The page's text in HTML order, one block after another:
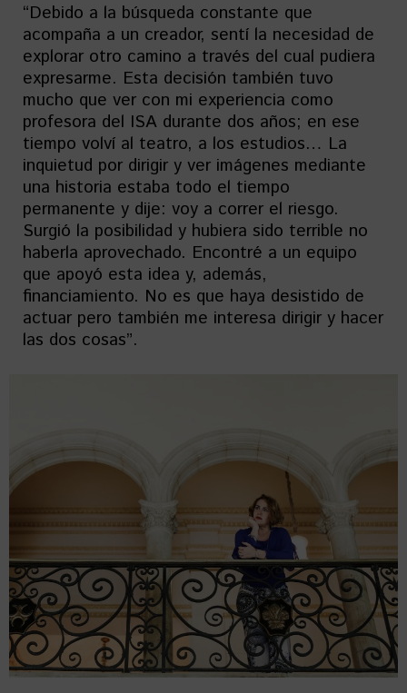
“Debido a la búsqueda constante que
acompaña a un creador, sentí la necesidad de
explorar otro camino a través del cual pudiera
expresarme. Esta decisión también tuvo
mucho que ver con mi experiencia como
profesora del ISA durante dos años; en ese
tiempo volví al teatro, a los estudios… La
inquietud por dirigir y ver imágenes mediante
una historia estaba todo el tiempo
permanente y dije: voy a correr el riesgo.
Surgió la posibilidad y hubiera sido terrible no
haberla aprovechado. Encontré a un equipo
que apoyó esta idea y, además,
financiamiento. No es que haya desistido de
actuar pero también me interesa dirigir y hacer
las dos cosas”.